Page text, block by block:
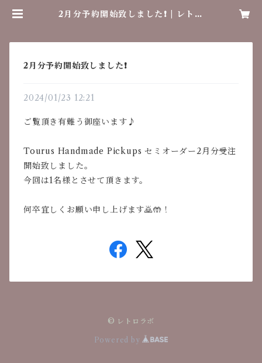
2月分予約開始致しました❗️ | レトロ
2月分予約開始致しました❗️
2024/01/23 12:21
ご覧頂き有難う御座います♪
Tourus Handmade Pickups セミオーダー2月分受注
開始致しました。
今回は1名様とさせて頂きます。
何卒宜しくお願い申し上げます🙇🤲！
© レトロラボ
Powered by